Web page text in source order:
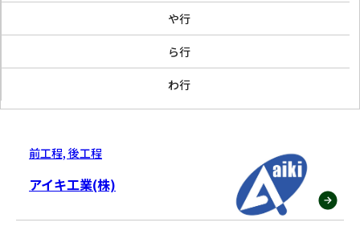
や行
ら行
わ行
前工程, 後工程
アイキ工業(株)